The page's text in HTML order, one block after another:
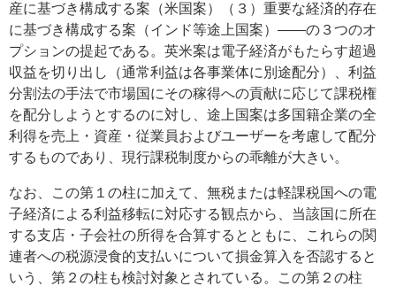
産に基づき構成する案（米国案）（３）重要な経済的存在
に基づき構成する案（インド等途上国案）――の３つのオ
プションの提起である。英米案は電子経済がもたらす超過
収益を切り出し（通常利益は各事業体に別途配分）、利益
分割法の手法で市場国にその稼得への貢献に応じて課税権
を配分しようとするのに対し、途上国案は多国籍企業の全
利得を売上・資産・従業員およびユーザーを考慮して配分
するものであり、現行課税制度からの乖離が大きい。
なお、この第１の柱に加えて、無税または軽課税国への電
子経済による利益移転に対応する観点から、当該国に所在
する支店・子会社の所得を合算するとともに、これらの関
連者への税源浸食的支払いについて損金算入を否認すると
いう、第２の柱も検討対象とされている。この第２の柱